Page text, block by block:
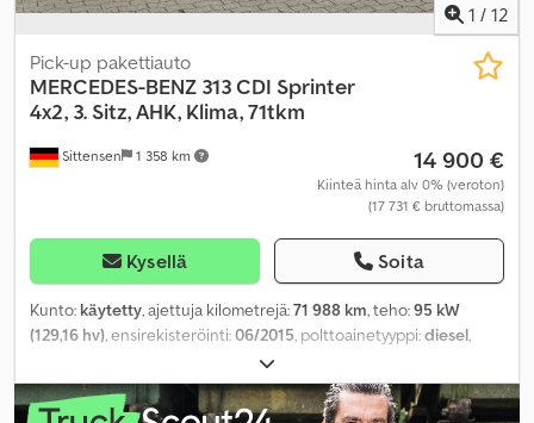
1 / 12
Sittensen 1 358 km
Pick-up pakettiauto
MERCEDES-BENZ 313 CDI Sprinter
4x2, 3. Sitz, AHK, Klima, 71tkm
14 900 €
Kiinteä hinta alv 0% (veroton)
(17 731 € bruttomassa)
Kysellä Soita
Kunto: käytetty, ajettuja kilometrejä:71 988 km, teho:95 kW
(129,16 hv), ensirekisteröinti:06/2015, polttoainetyyppi:diesel,
, seuraava tarkastus (TÜV):
harmaa, vaihteistotyyppi:mekaaninen, päästöluokka:Euro 5,
istuimien määrä:3, kokonaispituus:6 046 mm, kokonaisleveys: